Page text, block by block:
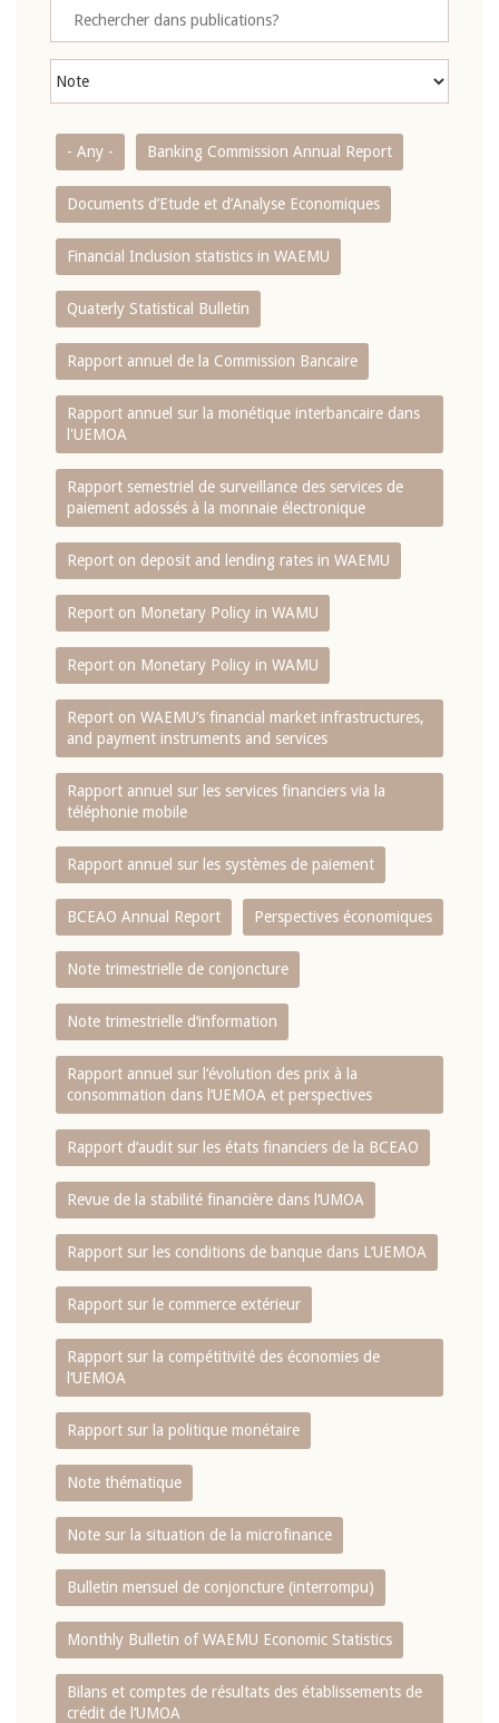
- Any - Banking Commission Annual Report
Documents d’Etude et d’Analyse Economiques
Financial Inclusion statistics in WAEMU
Quaterly Statistical Bulletin
Rapport annuel de la Commission Bancaire
Rapport annuel sur la monétique interbancaire dans
l'UEMOA
Rapport semestriel de surveillance des services de
paiement adossés à la monnaie électronique
Report on deposit and lending rates in WAEMU
Report on Monetary Policy in WAMU
Report on Monetary Policy in WAMU
Report on WAEMU’s financial market infrastructures,
and payment instruments and services
Rapport annuel sur les services financiers via la
téléphonie mobile
Rapport annuel sur les systèmes de paiement
BCEAO Annual Report Perspectives économiques
Note trimestrielle de conjoncture
Note trimestrielle d‘information
Rapport annuel sur l‘évolution des prix à la
consommation dans l‘UEMOA et perspectives
Rapport d‘audit sur les états financiers de la BCEAO
Revue de la stabilité financière dans l‘UMOA
Rapport sur les conditions de banque dans L‘UEMOA
Rapport sur le commerce extérieur
Rapport sur la compétitivité des économies de
l‘UEMOA
Rapport sur la politique monétaire
Note thématique
Note sur la situation de la microfinance
Bulletin mensuel de conjoncture (interrompu)
Monthly Bulletin of WAEMU Economic Statistics
Bilans et comptes de résultats des établissements de
crédit de l‘UMOA